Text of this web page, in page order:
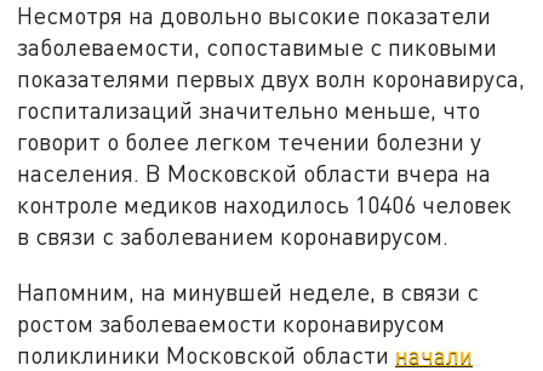
Несмотря на довольно высокие показатели
заболеваемости, сопоставимые с пиковыми
показателями первых двух волн коронавируса,
госпитализаций значительно меньше, что
говорит о более легком течении болезни у
населения. В Московской области вчера на
контроле медиков находилось 10406 человек
в связи с заболеванием коронавирусом.
Напомним, на минувшей неделе, в связи с
ростом заболеваемости коронавирусом
поликлиники Московской области начали